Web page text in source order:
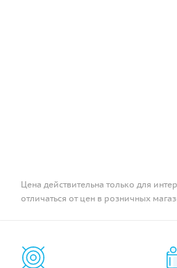
Цена действительна только для
отличаться от цен в розничных